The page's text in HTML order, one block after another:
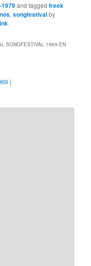
and taggedfreek
nos,songfestivalby
.
SONGFESTIVAL 1969 EN
|